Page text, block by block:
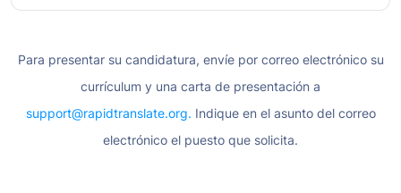
Para presentar su candidatura, envíe por correo electrónico su
currículum y una carta de presentación a
support@rapidtranslate.org. Indique en el asunto del correo
electrónico el puesto que solicita.